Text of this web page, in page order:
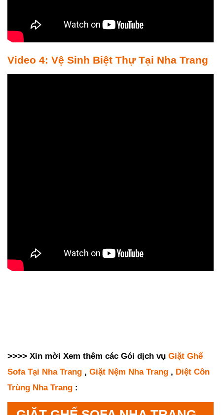
Video 4: Vệ Sinh Biệt Thự Tại Nha Trang
>>>> Xin mời Xem thêm các Gói dịch vụ Giặt Ghế
Sofa Tại Nha Trang , Giặt Nệm Nha Trang , Diệt Côn
Trùng Nha Trang :